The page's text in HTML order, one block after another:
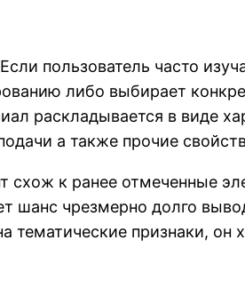
пользователь часто
либо выбирает
раскладывается в виде
а также прочие
схож к ранее отмеченные
шанс чрезмерно долго
тематические признаки,